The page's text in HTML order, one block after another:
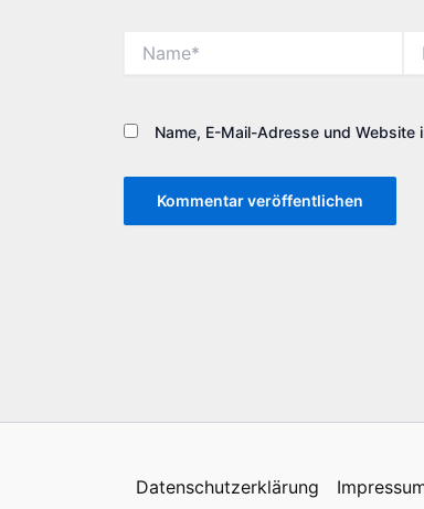
Name, E-Mail-Adresse und Website
Datenschutzerklärung